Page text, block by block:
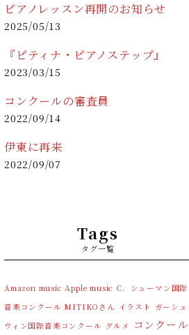
ピアノレッスン再開のお知らせ
2025/05/13
『ピティナ・ピアノステップ』
2023/03/15
コンクールの審査員
2022/09/14
伊東に再来
2022/09/07
Tags
タグ一覧
Amazon music Apple music C．シューマン国際
音楽コンクール MITIKOさん イラスト
ガーシュ
ウィン国際音楽コンクール グルメ コンクール